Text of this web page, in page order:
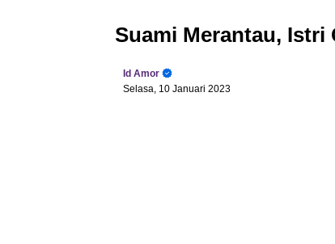
Suami Merantau, Istri
Id Amor
Selasa, 10 Januari 2023